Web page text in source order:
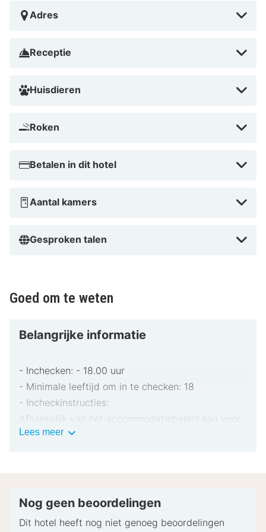
Adres
Receptie
Huisdieren
Roken
Betalen in dit hotel
Aantal kamers
Gesproken talen
Goed om te weten
Belangrijke informatie
- Inchecken: - 18.00 uur
- Minimale leeftijd om in te checken: 18
- Incheckinstructies:
Afhankelijk van het accommodatiebeleid kan voor
extra personen een toeslag in rekening worden
pinpas of borgsom in contanten te verstrekken
Lees meerBelangrijke
Nog geen beoordelingen
Dit hotel heeft nog niet genoeg beoordelingen